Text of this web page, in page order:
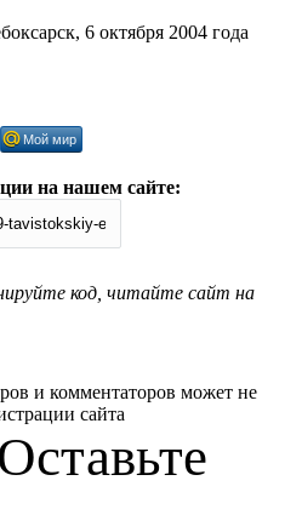
6 октября 2004 года
Мой мир
на нашем сайте:
код, читайте сайт на
и комментаторов может не
сайта